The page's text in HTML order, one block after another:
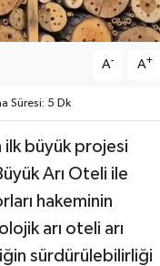
A- A+
Süresi: 5 Dk
ilk büyük projesi
Arı Oteli ile
hakeminin
arı oteli arı
sürdürülebilirliği